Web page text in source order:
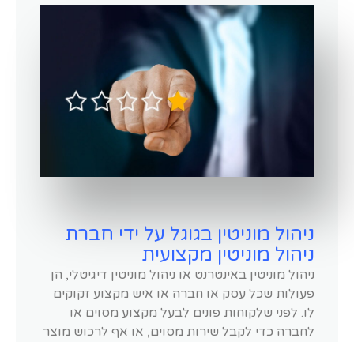
ניהול מוניטין בגוגל על ידי חברת
ניהול מוניטין מקצועית
ניהול מוניטין באינטרנט או ניהול מוניטין דיגיטלי, הן
פעולות שכל עסק או חברה או איש מקצוע זקוקים
לו. לפני שלקוחות פונים לבעל מקצוע מסוים או
לחברה כדי לקבל שירות מסוים, או אף לרכוש מוצר